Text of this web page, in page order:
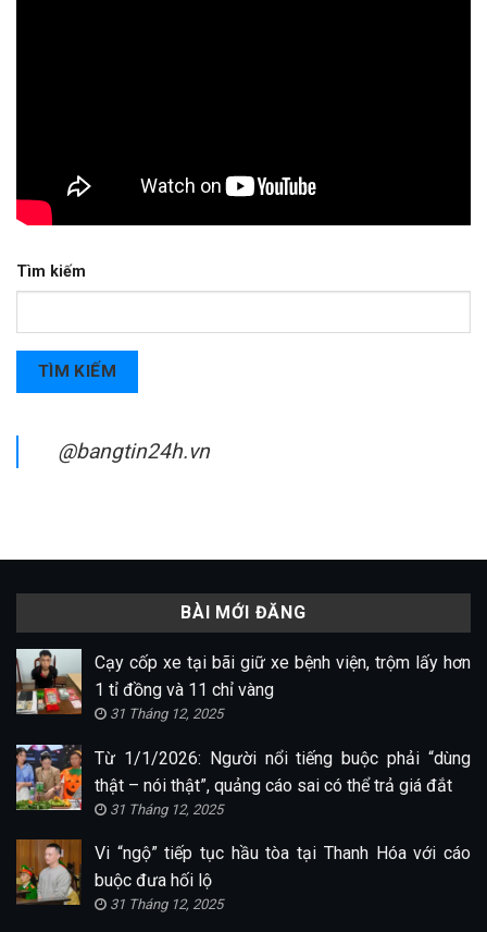
Tìm kiếm
TÌM KIẾM
@bangtin24h.vn
BÀI MỚI ĐĂNG
Cạy cốp xe tại bãi giữ xe bệnh viện, trộm lấy hơn
1 tỉ đồng và 11 chỉ vàng
31 Tháng 12, 2025
Từ 1/1/2026: Người nổi tiếng buộc phải “dùng
thật – nói thật”, quảng cáo sai có thể trả giá đắt
31 Tháng 12, 2025
Vi “ngộ” tiếp tục hầu tòa tại Thanh Hóa với cáo
buộc đưa hối lộ
31 Tháng 12, 2025